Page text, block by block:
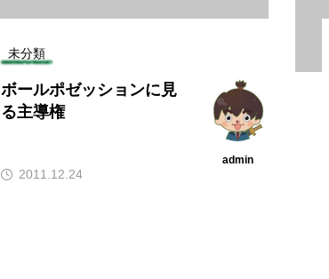
未分類
ボールポゼッションに見
る主導権
admin
2011.12.24